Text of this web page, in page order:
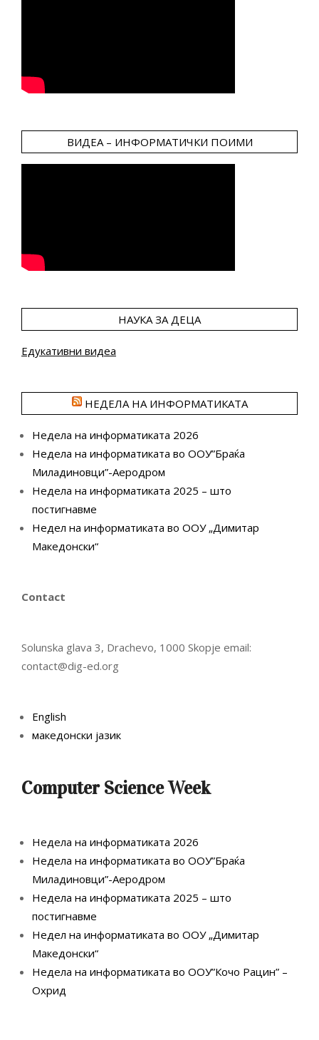
ВИДЕА – ИНФОРМАТИЧКИ ПОИМИ
НАУКА ЗА ДЕЦА
Едукативни видеа
НЕДЕЛА НА ИНФОРМАТИКАТА
Недела на информатиката 2026
Недела на информатиката во ООУ”Браќа
Миладиновци”-Аеродром
Недела на информатиката 2025 – што
постигнавме
Недел на информатиката во ООУ „Димитар
Македонски“
Contact
Solunska glava 3, Drachevo, 1000 Skopje email:
contact@dig-ed.org
English
македонски јазик
Computer Science Week
Недела на информатиката 2026
Недела на информатиката во ООУ”Браќа
Миладиновци”-Аеродром
Недела на информатиката 2025 – што
постигнавме
Недел на информатиката во ООУ „Димитар
Македонски“
Недела на информатиката во ООУ”Кочо Рацин” –
Охрид